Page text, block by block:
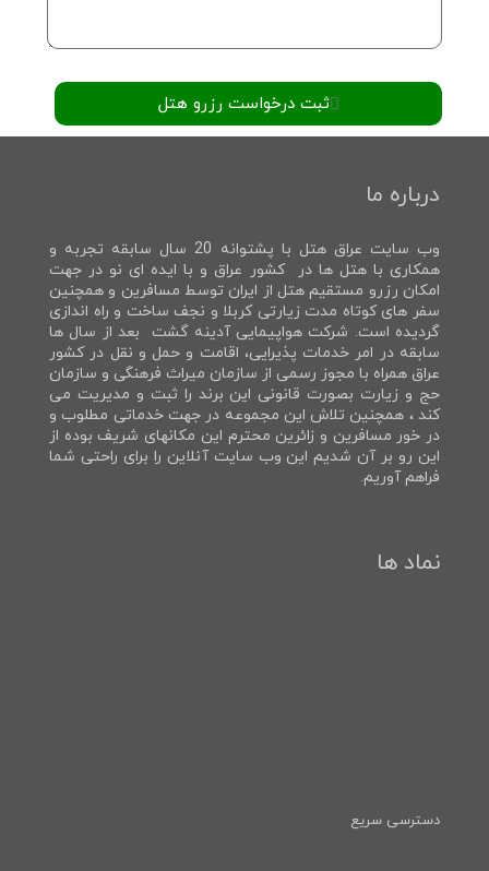
ثبت درخواست رزرو هتل
درباره ما
وب سایت عراق هتل با پشتوانه 20 سال سابقه تجربه و
همکاری با هتل ها در کشور عراق و با ایده ای نو در جهت
امکان رزرو مستقیم هتل از ایران توسط مسافرین و همچنین
سفر های کوتاه مدت زیارتی کربلا و نجف ساخت و راه اندازی
گردیده است. شرکت هواپیمایی آدینه گشت بعد از سال ها
سابقه در امر خدمات پذیرایی، اقامت و حمل و نقل در کشور
عراق همراه با مجوز رسمی از سازمان میراث فرهنگی و سازمان
حج و زیارت بصورت قانونی این برند را ثبت و مدیریت می
کند ، همچنین تلاش این مجموعه در جهت خدماتی مطلوب و
در خور مسافرین و زائرین محترم این مکانهای شریف بوده از
این رو بر آن شدیم این وب سایت آنلاین را برای راحتی شما
فراهم آوریم.
نماد ها
دسترسی سریع